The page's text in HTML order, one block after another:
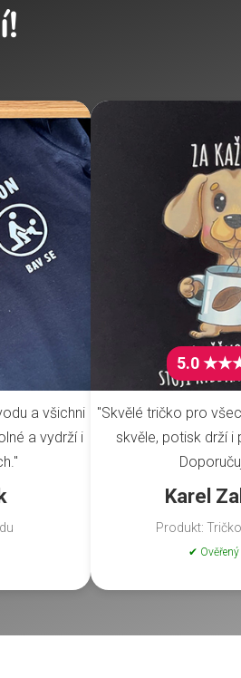
a všichni
a vydrží i
5.0
"Skvělé tričko pro
skvěle, potisk drží i
Karel
Produkt:
✔